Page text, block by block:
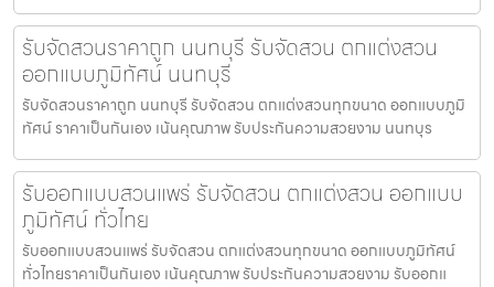
รับจัดสวนราคาถูก นนทบุรี รับจัดสวน ตกแต่งสวน
ออกแบบภูมิทัศน์ นนทบุรี
รับจัดสวนราคาถูก นนทบุรี รับจัดสวน ตกแต่งสวนทุกขนาด ออกแบบภูมิ
ทัศน์ ราคาเป็นกันเอง เน้นคุณภาพ รับประกันความสวยงาม นนทบุร
รับออกแบบสวนแพร่ รับจัดสวน ตกแต่งสวน ออกแบบ
ภูมิทัศน์ ทั่วไทย
รับออกแบบสวนแพร่ รับจัดสวน ตกแต่งสวนทุกขนาด ออกแบบภูมิทัศน์
ทั่วไทยราคาเป็นกันเอง เน้นคุณภาพ รับประกันความสวยงาม รับออกแ